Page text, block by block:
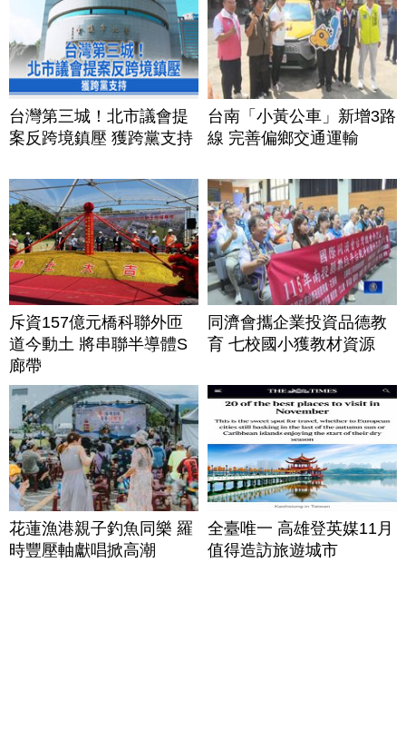
台灣第三城！北市議會提
案反跨境鎮壓 獲跨黨支持
台南「小黃公車」新增3路
線 完善偏鄉交通運輸
斥資157億元橋科聯外匝
道今動土 將串聯半導體S
廊帶
同濟會攜企業投資品德教
育 七校國小獲教材資源
花蓮漁港親子釣魚同樂 羅
時豐壓軸獻唱掀高潮
全臺唯一 高雄登英媒11月
值得造訪旅遊城市